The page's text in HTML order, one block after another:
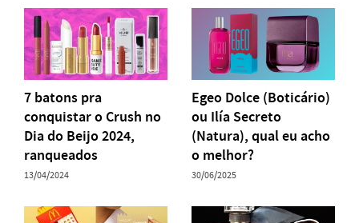
7 batons pra
conquistar o Crush no
Dia do Beijo 2024,
ranqueados
13/04/2024
Egeo Dolce (Boticário)
ou Ilía Secreto
(Natura), qual eu acho
o melhor?
30/06/2025